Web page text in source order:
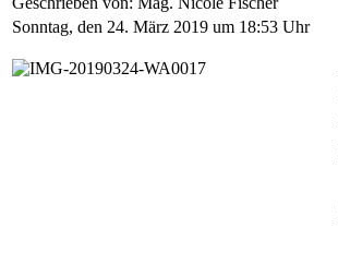
Sonntag, den 24. März 2019 um 18:53 Uhr